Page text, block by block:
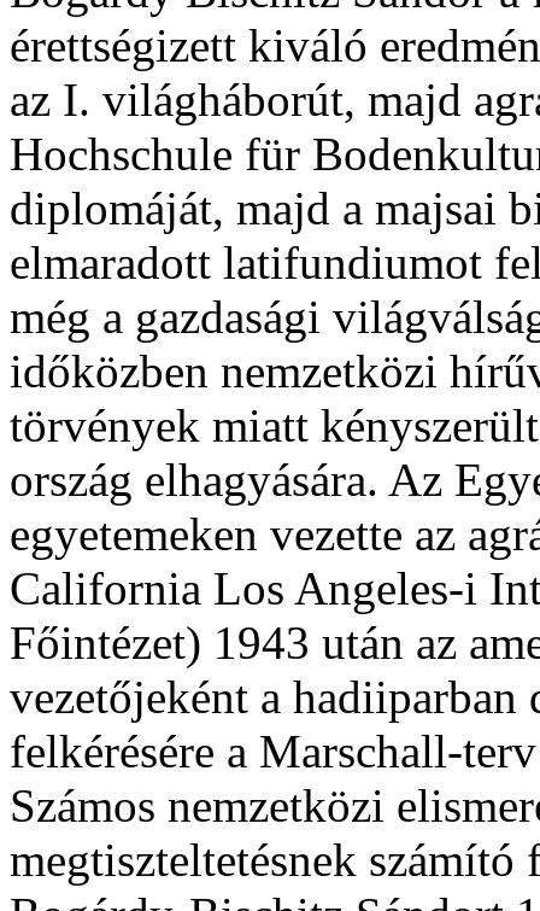
érettségizett kiváló
az I. világháborút, majd
Hochschule für
diplomáját, majd a majsai
elmaradott latifundiumot
még a gazdasági
időközben nemzetközi
törvények miatt
ország elhagyására. Az
egyetemeken vezette az
California Los Angeles-i
Főintézet) 1943 után az
vezetőjeként a
felkérésére a Marschall-
Számos nemzetközi
megtiszteltetésnek